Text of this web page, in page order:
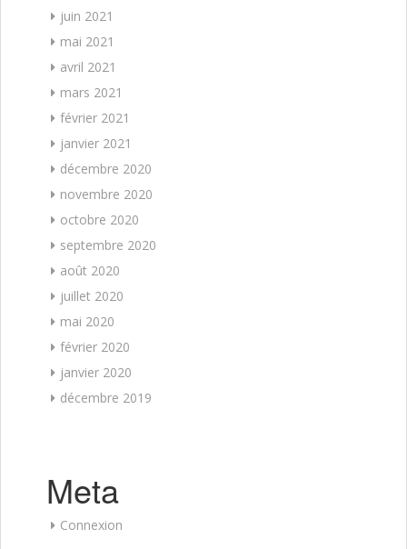
juin 2021
mai 2021
avril 2021
mars 2021
février 2021
janvier 2021
décembre 2020
novembre 2020
octobre 2020
septembre 2020
août 2020
juillet 2020
mai 2020
février 2020
janvier 2020
décembre 2019
Meta
Connexion